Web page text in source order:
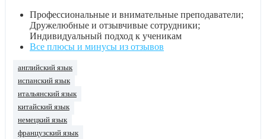
Профессиональные и внимательные преподаватели;
Дружелюбные и отзывчивые сотрудники;
Индивидуальный подход к ученикам
Все плюсы и минусы из отзывов
английский язык
испанский язык
итальянский язык
китайский язык
немецкий язык
французский язык